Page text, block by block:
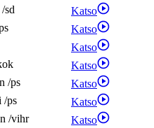
/sd
Katso
Katso
Katso
Katso
/ps
Katso
/ps
Katso
/vihr
Katso